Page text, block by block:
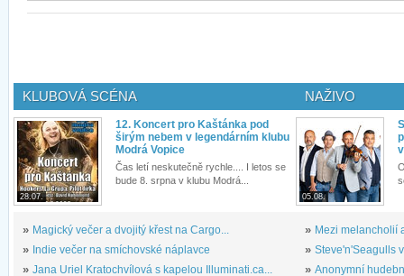
KLUBOVÁ SCÉNA
28.07.
12. Koncert pro Kaštánka pod
širým nebem v legendárním klubu
Modrá Vopice
Čas letí neskutečně rychle.... I letos se
bude 8. srpna v klubu Modrá...
» Magický večer a dvojitý křest na Cargo...
» Indie večer na smíchovské náplavce
» Jana Uriel Kratochvílová s kapelou Illuminati.ca...
NAŽIVO
05.08.
» Mezi melancholií
» Steve'n'Seagulls
» Anonymní